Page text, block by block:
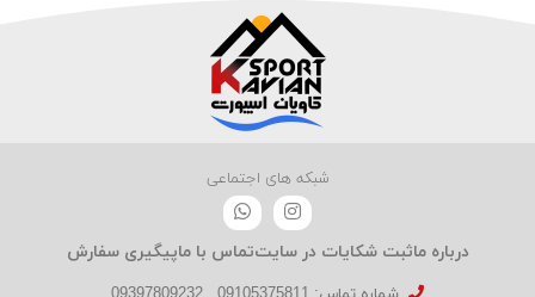
شبکه های اجتماعی
درباره ماثبت شکایات در سایتتماس با ماپیگیری سفارش